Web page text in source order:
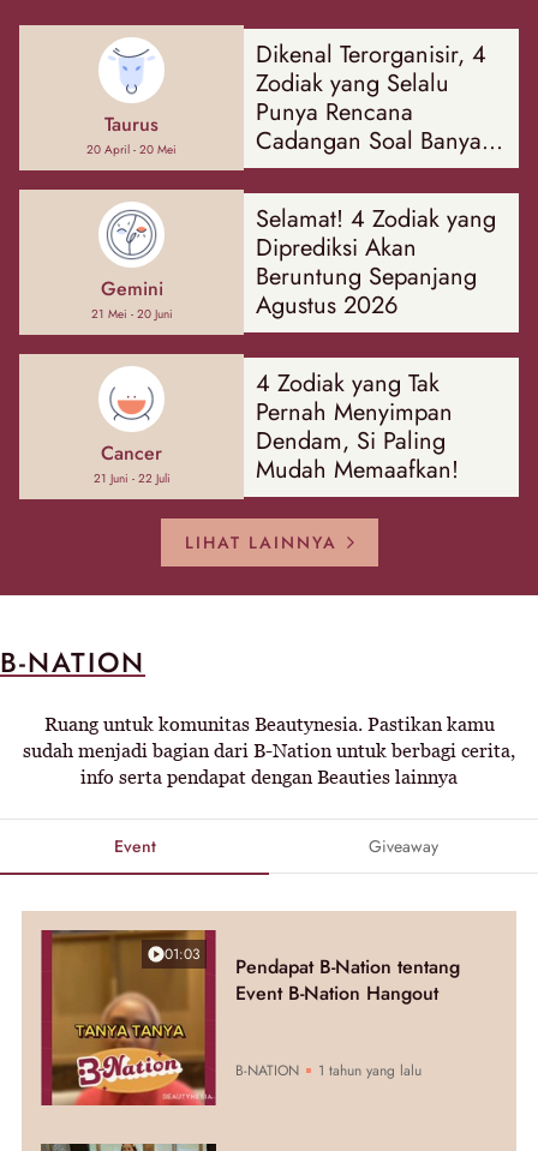
Taurus
20 April - 20 Mei
Dikenal Terorganisir, 4
Zodiak yang Selalu
Punya Rencana
Cadangan Soal Banyak
Hal
Gemini
21 Mei - 20 Juni
Selamat! 4 Zodiak yang
Diprediksi Akan
Beruntung Sepanjang
Agustus 2026
Cancer
21 Juni - 22 Juli
4 Zodiak yang Tak
Pernah Menyimpan
Dendam, Si Paling
Mudah Memaafkan!
LIHAT LAINNYA
B-NATION
Ruang untuk komunitas Beautynesia. Pastikan kamu
sudah menjadi bagian dari B-Nation untuk berbagi cerita,
info serta pendapat dengan Beauties lainnya
Event Giveaway
01:03
Pendapat B-Nation tentang
Event B-Nation Hangout
B-NATION 1 tahun yang lalu